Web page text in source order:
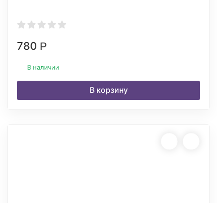
780 Р
В наличии
В корзину